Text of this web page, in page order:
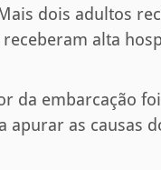
dois adultos
receberam alta
da embarcação
apurar as causas